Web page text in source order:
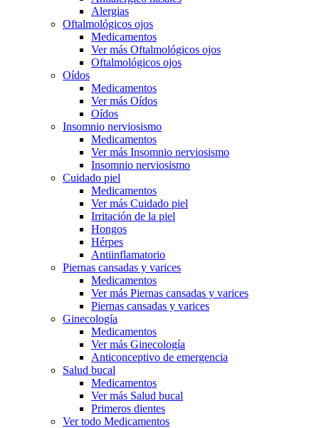
Alergias
Oftalmológicos ojos
Medicamentos
Ver más Oftalmológicos ojos
Oftalmológicos ojos
Oídos
Medicamentos
Ver más Oídos
Oídos
Insomnio nerviosismo
Medicamentos
Ver más Insomnio nerviosismo
Insomnio nerviosismo
Cuidado piel
Medicamentos
Ver más Cuidado piel
Irritación de la piel
Hongos
Hérpes
Antiinflamatorio
Piernas cansadas y varices
Medicamentos
Ver más Piernas cansadas y varices
Piernas cansadas y varices
Ginecología
Medicamentos
Ver más Ginecología
Anticonceptivo de emergencia
Salud bucal
Medicamentos
Ver más Salud bucal
Primeros dientes
Ver todo Medicamentos